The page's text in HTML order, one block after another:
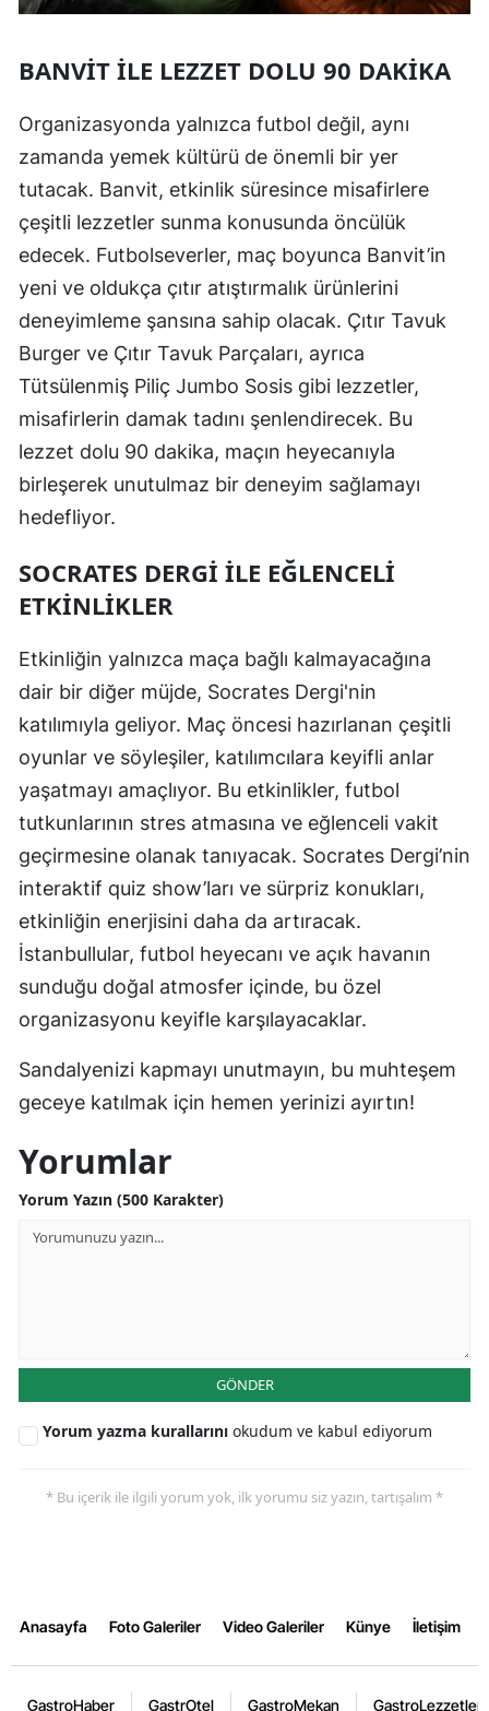
BANVIT ILE LEZZET DOLU 90 DAKIKA
Organizasyonda yalnızca futbol değil, aynı
zamanda yemek kültürü de önemli bir yer
tutacak. Banvit, etkinlik süresince misafirlere
çeşitli lezzetler sunma konusunda öncülük
edecek. Futbolseverler, maç boyunca Banvit’in
yeni ve oldukça çıtır atıştırmalık ürünlerini
deneyimleme şansına sahip olacak. Çıtır Tavuk
Burger ve Çıtır Tavuk Parçaları, ayrıca
Tütsülenmiş Piliç Jumbo Sosis gibi lezzetler,
misafirlerin damak tadını şenlendirecek. Bu
lezzet dolu 90 dakika, maçın heyecanıyla
birleşerek unutulmaz bir deneyim sağlamayı
hedefliyor.
SOCRATES DERGI ILE EĞLENCELI
ETKINLIKLER
Etkinliğin yalnızca maça bağlı kalmayacağına
dair bir diğer müjde, Socrates Dergi'nin
katılımıyla geliyor. Maç öncesi hazırlanan çeşitli
oyunlar ve söyleşiler, katılımcılara keyifli anlar
yaşatmayı amaçlıyor. Bu etkinlikler, futbol
tutkunlarının stres atmasına ve eğlenceli vakit
geçirmesine olanak tanıyacak. Socrates Dergi’nin
interaktif quiz show’ları ve sürpriz konukları,
etkinliğin enerjisini daha da artıracak.
İstanbullular, futbol heyecanı ve açık havanın
sunduğu doğal atmosfer içinde, bu özel
organizasyonu keyifle karşılayacaklar.
Sandalyenizi kapmayı unutmayın, bu muhteşem
geceye katılmak için hemen yerinizi ayırtın!
Yorumlar
Yorum Yazın (500 Karakter)
GÖNDER
Yorum yazma kurallarını okudum ve kabul ediyorum
* Bu içerik ile ilgili yorum yok, ilk yorumu siz yazın, tartışalım *
Anasayfa Foto Galeriler Video Galeriler Künye İletişim
GastroHaber GastrOtel GastroMekan GastroLezzetler